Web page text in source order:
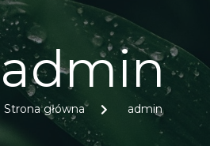
admin
Strona główna admin